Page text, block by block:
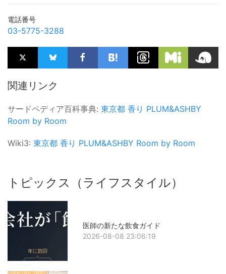
電話番号
03-5775-3288
関連リンク
サードペディア百科事典: 東京都 香り PLUM&ASHBY
Room by Room
Wiki3: 東京都 香り PLUM&ASHBY Room by Room
トピックス（ライフスタイル）
医師の新たな飲食ガイド
2026-08-08 23:06:19